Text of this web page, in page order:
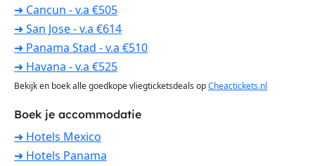
➜ Cancun - v.a €505
➜ San Jose - v.a €614
➜ Panama Stad - v.a €510
➜ Havana - v.a €525
Bekijk en boek alle goedkope vliegticketsdeals opCheactickets.nl
Boek je accommodatie
➜ Hotels Mexico
➜ Hotels Panama